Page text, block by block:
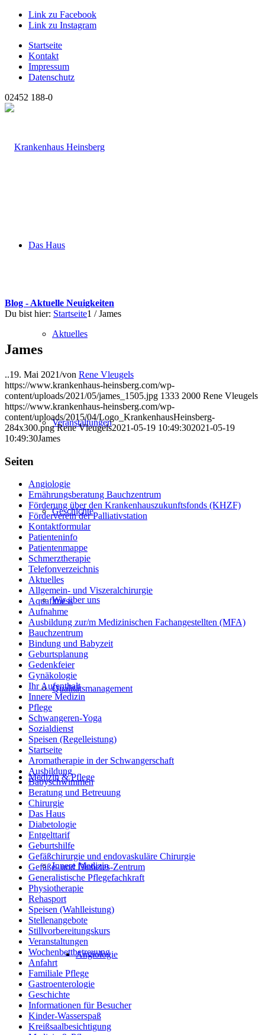
Link zu Facebook
Link zu Instagram
Startseite
Kontakt
Impressum
Datenschutz
02452 188-0
Das Haus
Aktuelles
Veranstaltungen
Geschichte
Wir über uns
Qualitätsmanagement
Medizin & Pflege
Innere Medizin
Angiologie
Blog - Aktuelle Neuigkeiten
Du bist hier: Startseite1 / James
James
..19. Mai 2021/von Rene Vleugels
https://www.krankenhaus-heinsberg.com/wp-
content/uploads/2021/05/james_1505.jpg 1333 2000 Rene Vleugels
https://www.krankenhaus-heinsberg.com/wp-
content/uploads/2015/04/Logo_KrankenhausHeinsberg-
284x300.png Rene Vleugels2021-05-19 10:49:302021-05-19
10:49:30James
Seiten
Angiologie
Ernährungsberatung Bauchzentrum
Förderung über den Krankenhauszukunftsfonds (KHZF)
Förderverein der Palliativstation
Kontaktformular
Patienteninfo
Patientenmappe
Schmerztherapie
Telefonverzeichnis
Aktuelles
Allgemein- und Viszeralchirurgie
Aquafitness
Aufnahme
Ausbildung zur/m Medizinischen Fachangestellten (MFA)
Bauchzentrum
Bindung und Babyzeit
Geburtsplanung
Gedenkfeier
Gynäkologie
Ihr Aufenthalt
Innere Medizin
Pflege
Schwangeren-Yoga
Sozialdienst
Speisen (Regelleistung)
Startseite
Aromatherapie in der Schwangerschaft
Ausbildung
Babyschwimmen
Beratung und Betreuung
Chirurgie
Das Haus
Diabetologie
Entgelttarif
Geburtshilfe
Gefäßchirurgie und endovaskuläre Chirurgie
Gefäße- und Diabetes-Zentrum
Generalistische Pflegefachkraft
Physiotherapie
Rehasport
Speisen (Wahlleistung)
Stellenangebote
Stillvorbereitungskurs
Veranstaltungen
Wochenbettbetreuung
Anfahrt
Familiale Pflege
Gastroenterologie
Geschichte
Informationen für Besucher
Kinder-Wasserspaß
Kreißsaalbesichtigung